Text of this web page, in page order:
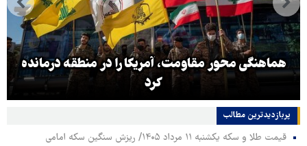
هماهنگی محور مقاومت، آمریکا را در منطقه درمانده
کرد
پربازدیدترین‌ مطالب
قیمت طلا و سکه یکشنبه ۱۱ مرداد ۱۴۰۵/ ریزش سنگین سکه امامی